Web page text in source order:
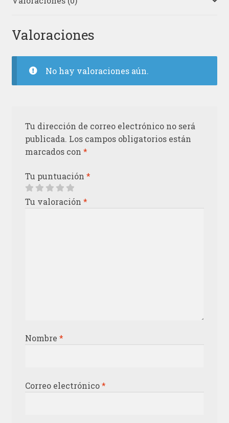
Valoraciones
No hay valoraciones aún.
Tu dirección de correo electrónico no será
publicada. Los campos obligatorios están
marcados con *
Tu puntuación *
Tu valoración *
Nombre *
Correo electrónico*